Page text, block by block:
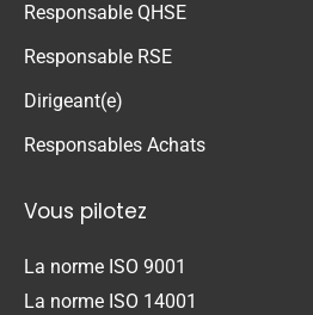
Responsable QHSE
Responsable RSE
Dirigeant(e)
Responsables Achats
Vous pilotez
La norme ISO 9001
La norme ISO 14001